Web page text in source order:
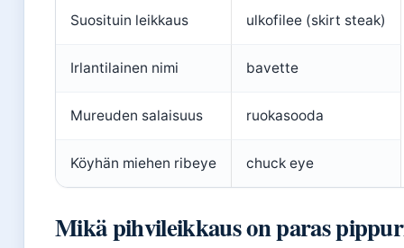
Suosituin leikkaus ulkofilee (skirt steak)
Irlantilainen nimi bavette
Mureuden salaisuus ruokasooda
Köyhän miehen ribeye chuck eye
Mikä pihvileikkaus on paras